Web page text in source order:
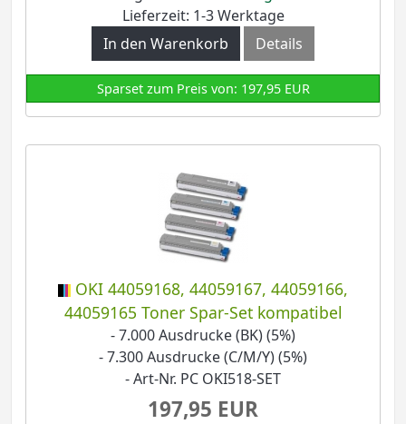
Lieferzeit: 1-3 Werktage
In den Warenkorb
Details
Sparset zum Preis von: 197,95 EUR
OKI 44059168, 44059167, 44059166,
44059165 Toner Spar-Set kompatibel
- 7.000 Ausdrucke (BK) (5%)
- 7.300 Ausdrucke (C/M/Y) (5%)
- Art-Nr. PC OKI518-SET
197,95 EUR